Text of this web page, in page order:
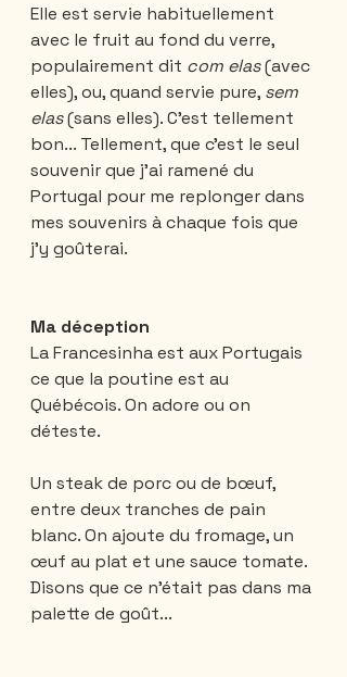
Elle est servie habituellement
avec le fruit au fond du verre,
populairement dit com elas (avec
elles), ou, quand servie pure, sem
elas (sans elles). C'est tellement
bon... Tellement, que c'est le seul
souvenir que j'ai ramené du
Portugal pour me replonger dans
mes souvenirs à chaque fois que
j'y goûterai.
Ma déception
La Francesinha est aux Portugais
ce que la poutine est au
Québécois. On adore ou on
déteste.
Un steak de porc ou de bœuf,
entre deux tranches de pain
blanc. On ajoute du fromage, un
œuf au plat et une sauce tomate.
Disons que ce n'était pas dans ma
palette de goût...